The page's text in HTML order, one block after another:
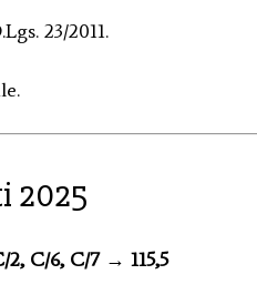
23/2011.
2025
C/6, C/7→ 115,5